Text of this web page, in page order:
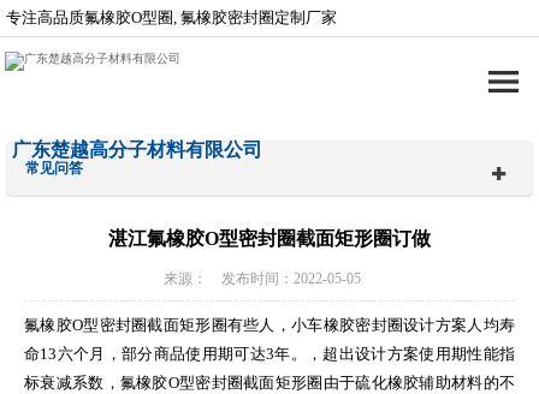
专注高品质氟橡胶O型圈, 氟橡胶密封圈定制厂家
广东楚越高分子材料有限公司
常见问答
湛江氟橡胶O型密封圈截面矩形圈订做
来源： 发布时间：2022-05-05
氟橡胶O型密封圈截面矩形圈有些人，小车橡胶密封圈设计方案人均寿
命13六个月，部分商品使用期可达3年。，超出设计方案使用期性能指
标衰减系数，氟橡胶O型密封圈截面矩形圈由于硫化橡胶辅助材料的不